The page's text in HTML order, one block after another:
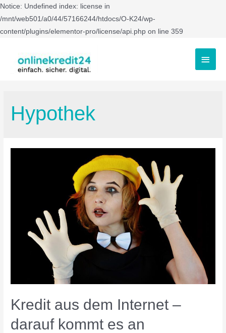
Notice: Undefined index: license in
/mnt/web501/a0/44/57166244/htdocs/O-K24/wp-
content/plugins/elementor-pro/license/api.php on line 359
Hypothek
Kredit aus dem Internet –
darauf kommt es an